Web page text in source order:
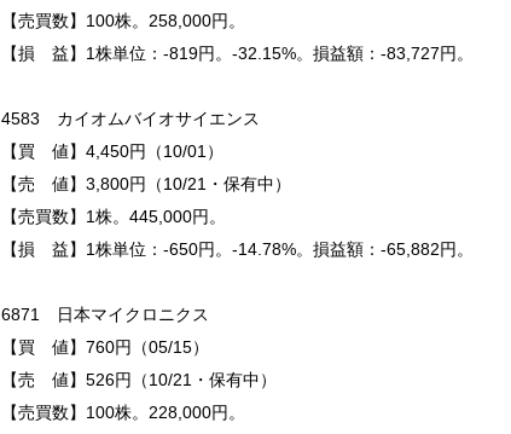
【売買数】100株。258,000円。
【損 益】1株単位：-819円。-32.15%。損益額：-83,727円。
4583 カイオムバイオサイエンス
【買 値】4,450円（10/01）
【売 値】3,800円（10/21・保有中）
【売買数】1株。445,000円。
【損 益】1株単位：-650円。-14.78%。損益額：-65,882円。
6871 日本マイクロニクス
【買 値】760円（05/15）
【売 値】526円（10/21・保有中）
【売買数】100株。228,000円。